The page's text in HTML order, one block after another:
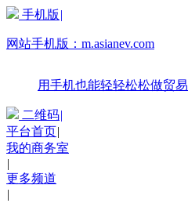
手机版 |
网站手机版： m.asianev.com
用手机也能轻轻松松做贸易
二维码|
平台首页|
我的商务室
|
更多频道
|